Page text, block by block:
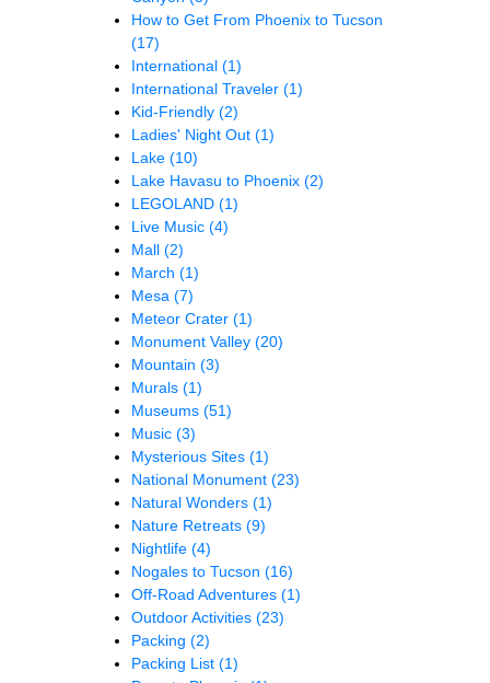
How to Get From Phoenix to Tucson
(17)
International (1)
International Traveler (1)
Kid-Friendly (2)
Ladies' Night Out (1)
Lake (10)
Lake Havasu to Phoenix (2)
LEGOLAND (1)
Live Music (4)
Mall (2)
March (1)
Mesa (7)
Meteor Crater (1)
Monument Valley (20)
Mountain (3)
Murals (1)
Museums (51)
Music (3)
Mysterious Sites (1)
National Monument (23)
Natural Wonders (1)
Nature Retreats (9)
Nightlife (4)
Nogales to Tucson (16)
Off-Road Adventures (1)
Outdoor Activities (23)
Packing (2)
Packing List (1)